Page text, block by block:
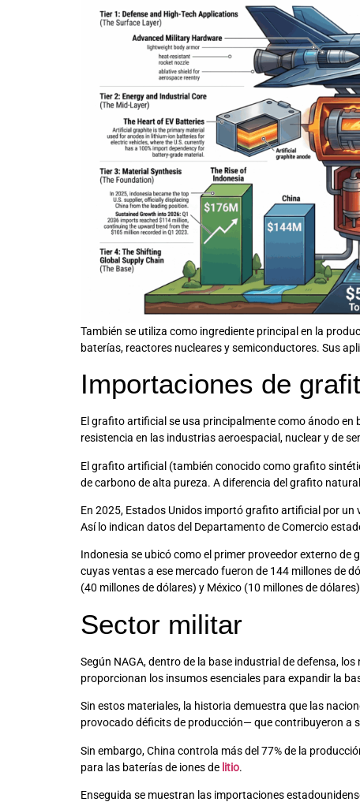
También se utiliza como ingrediente principal en la
baterías, reactores nucleares y semiconductores. Sus
Importaciones de
El grafito artificial se usa principalmente como ánodo en
resistencia en las industrias aeroespacial, nuclear y de
El grafito artificial (también conocido como grafito
de carbono de alta pureza. A diferencia del grafito
En 2025, Estados Unidos importó grafito artificial por un
Así lo indican datos del Departamento de Comercio
Indonesia se ubicó como el primer proveedor externo
cuyas ventas a ese mercado fueron de 144 millones de
(40 millones de dólares) y México (10 millones de
Sector militar
Según NAGA, dentro de la base industrial de defensa,
proporcionan los insumos esenciales para expandir la
Sin estos materiales, la historia demuestra que las
provocado déficits de producción— que contribuyeron a
Sin embargo, China controla más del 77% de la
para las baterías de iones de litio.
Enseguida se muestran las importaciones